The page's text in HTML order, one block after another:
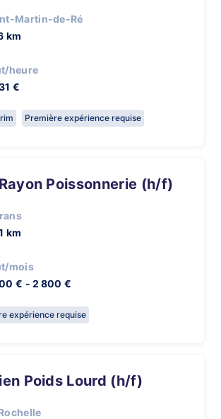
Martin-de-Ré
km
heure
€
Première expérience requise
Rayon Poissonnerie (h/f)
km
mois
€ - 2 800 €
expérience requise
Poids Lourd (h/f)